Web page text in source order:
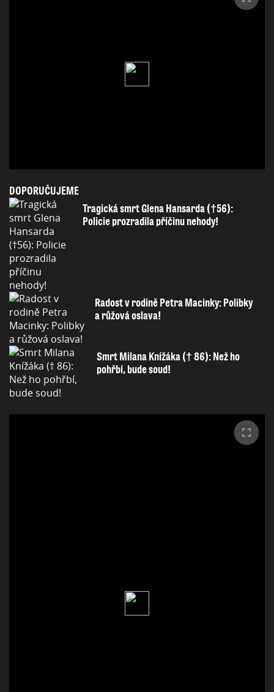
DOPORUČUJEME
Tragická smrt Glena Hansarda (†56):
Policie prozradila příčinu nehody!
Radost v rodině Petra Macinky: Polibky
a růžová oslava!
Smrt Milana Knížáka († 86): Než ho
pohřbí, bude soud!